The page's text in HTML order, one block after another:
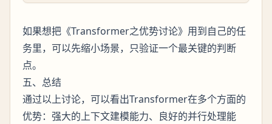
如果想把《Transformer之优势讨论》用到自己的任
务里，可以先缩小场景，只验证一个最关键的判断
点。
五、总结
通过以上讨论，可以看出Transformer在多个方面的
优势：强大的上下文建模能力、良好的并行处理能